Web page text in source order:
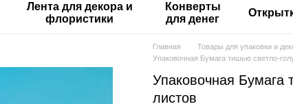
Лента для декора и
флористики
Конверты
для денег
Главная Товары для упаковки и
Упаковочная Бумага тишью светло-
Упаковочная Бумага
листов